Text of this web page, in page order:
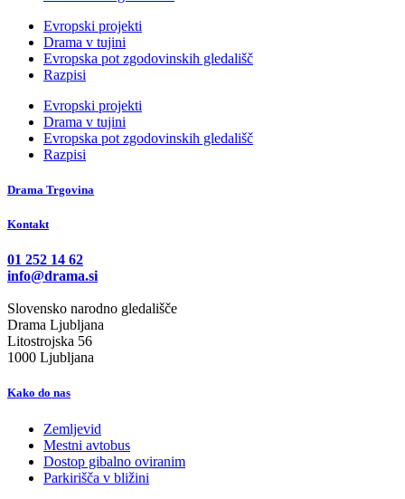
Evropski projekti
Drama v tujini
Evropska pot zgodovinskih gledališč
Razpisi
Evropski projekti
Drama v tujini
Evropska pot zgodovinskih gledališč
Razpisi
Drama Trgovina
Kontakt
01 252 14 62
info@drama.si
Slovensko narodno gledališče
Drama Ljubljana
Litostrojska 56
1000 Ljubljana
Kako do nas
Zemljevid
Mestni avtobus
Dostop gibalno oviranim
Parkirišča v bližini